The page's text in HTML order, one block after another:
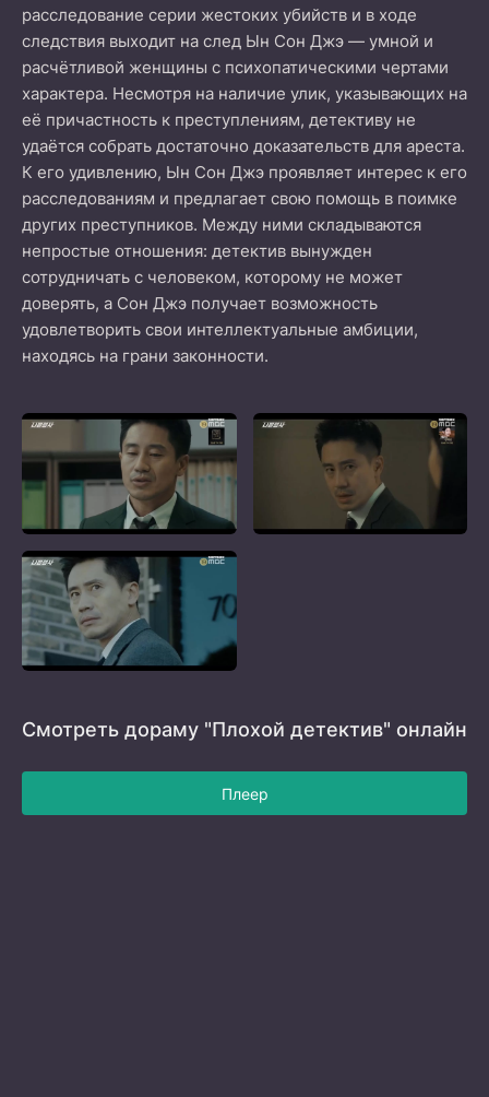
расследование серии жестоких убийств и в ходе
следствия выходит на след Ын Сон Джэ — умной и
расчётливой женщины с психопатическими чертами
характера. Несмотря на наличие улик, указывающих на
её причастность к преступлениям, детективу не
удаётся собрать достаточно доказательств для ареста.
К его удивлению, Ын Сон Джэ проявляет интерес к его
расследованиям и предлагает свою помощь в поимке
других преступников. Между ними складываются
непростые отношения: детектив вынужден
сотрудничать с человеком, которому не может
доверять, а Сон Джэ получает возможность
удовлетворить свои интеллектуальные амбиции,
находясь на грани законности.
Смотреть дораму "Плохой детектив" онлайн
Плеер